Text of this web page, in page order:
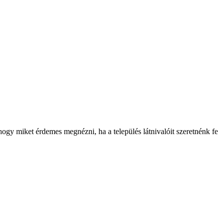
miket érdemes megnézni, ha a település látnivalóit szeretnénk